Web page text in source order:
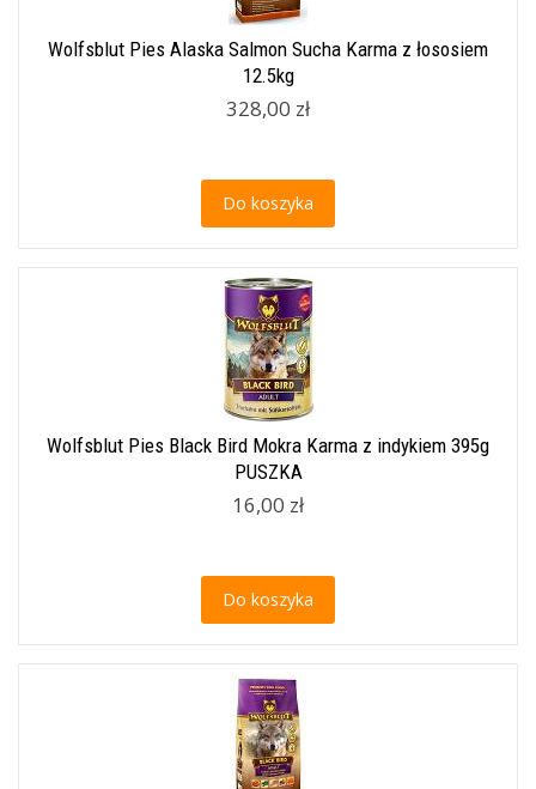
Wolfsblut Pies Alaska Salmon Sucha Karma z łososiem
12.5kg
328,00 zł
Do koszyka
Wolfsblut Pies Black Bird Mokra Karma z indykiem 395g
PUSZKA
16,00 zł
Do koszyka